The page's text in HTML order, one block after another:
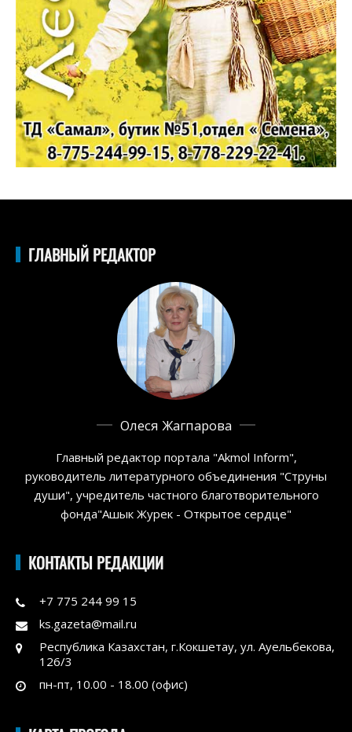
ГЛАВНЫЙ РЕДАКТОР
Олеся Жагпарова
Главный редактор портала "Akmol Inform",
руководитель литературного объединения "Струны
души", учредитель частного благотворительного
фонда"Ашык Журек - Открытое сердце"
КОНТАКТЫ РЕДАКЦИИ
+7 775 244 99 15
ks.gazeta@mail.ru
Республика Казахстан, г.Кокшетау, ул. Ауельбекова,
126/3
пн-пт, 10.00 - 18.00 (офис)